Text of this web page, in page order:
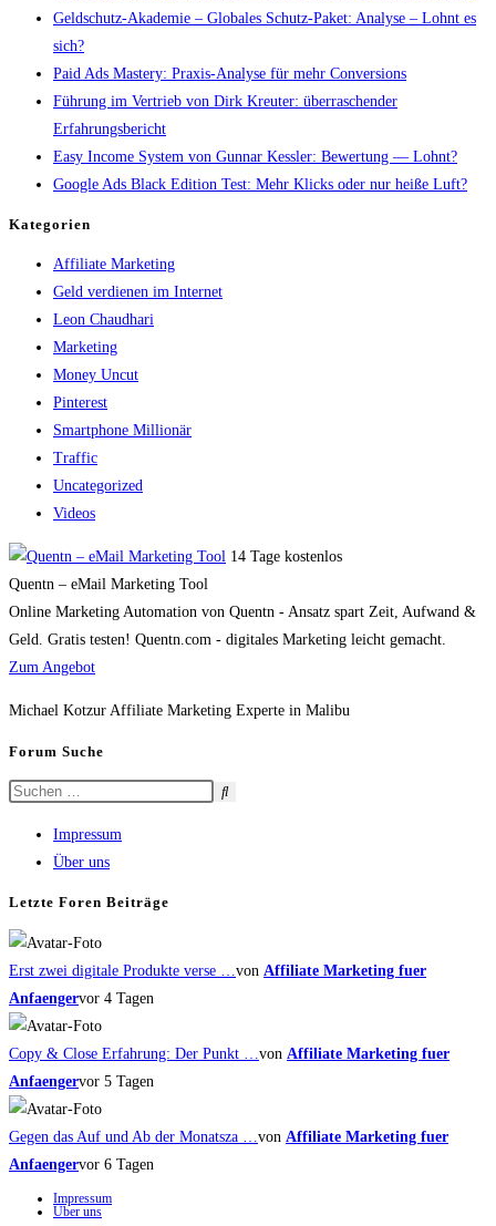
Geldschutz-Akademie – Globales Schutz-Paket: Analyse – Lohnt es
sich?
Paid Ads Mastery: Praxis-Analyse für mehr Conversions
Führung im Vertrieb von Dirk Kreuter: überraschender
Erfahrungsbericht
Easy Income System von Gunnar Kessler: Bewertung — Lohnt?
Google Ads Black Edition Test: Mehr Klicks oder nur heiße Luft?
Kategorien
Affiliate Marketing
Geld verdienen im Internet
Leon Chaudhari
Marketing
Money Uncut
Pinterest
Smartphone Millionär
Traffic
Uncategorized
Videos
14 Tage kostenlos
Quentn – eMail Marketing Tool
Online Marketing Automation von Quentn - Ansatz spart Zeit, Aufwand &
Geld. Gratis testen! Quentn.com - digitales Marketing leicht gemacht.
Zum Angebot
Michael Kotzur Affiliate Marketing Experte in Malibu
Forum Suche
Impressum
Über uns
Letzte Foren Beiträge
Erst zwei digitale Produkte verse … von Affiliate Marketing fuer
Anfaengervor 4 Tagen
Copy & Close Erfahrung: Der Punkt … von Affiliate Marketing fuer
Anfaengervor 5 Tagen
Gegen das Auf und Ab der Monatsza … von Affiliate Marketing fuer
Anfaengervor 6 Tagen
Impressum
Über uns